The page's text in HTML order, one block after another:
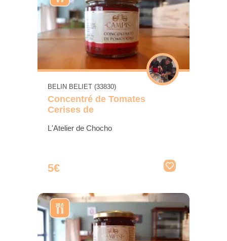
BELIN BELIET (33830)
Concentré de Tomates
Cerises de
L'Atelier de Chocho
5€